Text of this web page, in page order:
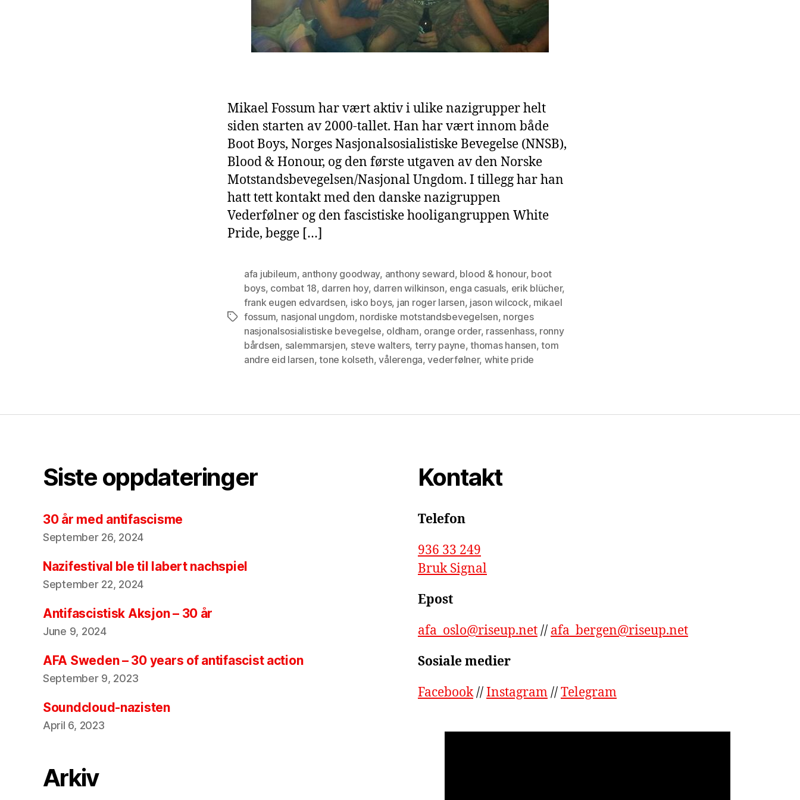
Mikael Fossum har vært aktiv i ulike nazigrupper helt
siden starten av 2000-tallet. Han har vært innom både
Boot Boys, Norges Nasjonalsosialistiske Bevegelse (NNSB),
Blood & Honour, og den første utgaven av den Norske
Motstandsbevegelsen/Nasjonal Ungdom. I tillegg har han
hatt tett kontakt med den danske nazigruppen
Vederfølner og den fascistiske hooligangruppen White
Pride, begge […]
Tags
afa jubileum, anthony goodway, anthony seward, blood & honour, boot
boys, combat 18, darren hoy, darren wilkinson, enga casuals, erik blücher,
frank eugen edvardsen, isko boys, jan roger larsen, jason wilcock, mikael
fossum, nasjonal ungdom, nordiske motstandsbevegelsen, norges
nasjonalsosialistiske bevegelse, oldham, orange order, rassenhass, ronny
bårdsen, salemmarsjen, steve walters, terry payne,thomas hansen,tom
andre eid larsen,tone kolseth,vålerenga,vederfølner, white pride
Siste oppdateringer
30 år med antifascisme
September 26, 2024
Nazifestival ble til labert nachspiel
September 22, 2024
Antifascistisk Aksjon – 30 år
June 9, 2024
AFA Sweden – 30 years of antifascist action
September 9, 2023
Soundcloud-nazisten
April 6, 2023
Arkiv
Kontakt
Telefon
936 33 249
Bruk Signal
Epost
afa_oslo@riseup.net// afa_bergen@riseup.net
Sosiale medier
Facebook//Instagram//Telegram